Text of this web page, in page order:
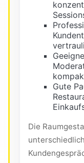
Gute
Die